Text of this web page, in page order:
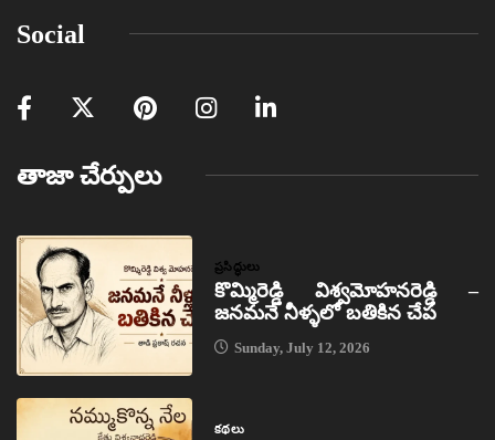
Social
తాజా చేర్పులు
ప్రసిద్ధులు
కొమ్మిరెడ్డి విశ్వమోహనరెడ్డి –
జనమనే నీళ్ళలో బతికిన చేప
Sunday, July 12, 2026
కథలు